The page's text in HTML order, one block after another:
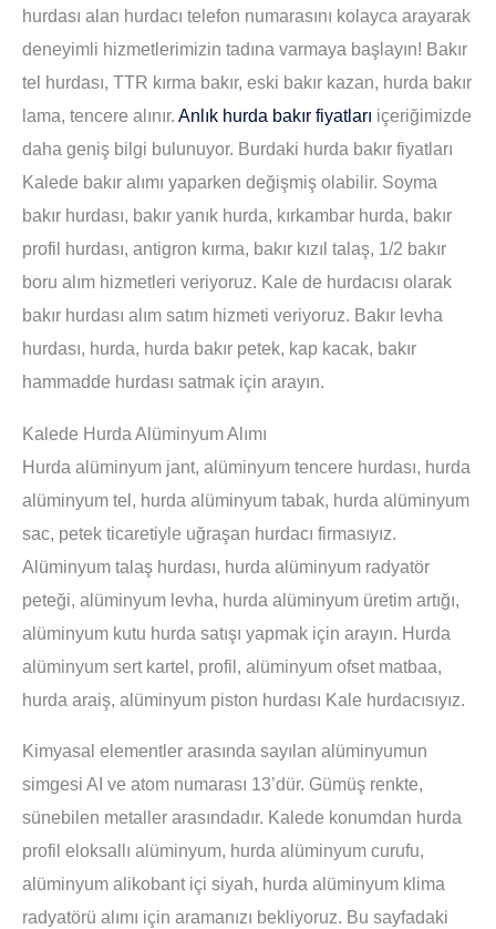
hurdası alan hurdacı telefon numarasını kolayca arayarak
deneyimli hizmetlerimizin tadına varmaya başlayın! Bakır
tel hurdası, TTR kırma bakır, eski bakır kazan, hurda bakır
lama, tencere alınır. Anlık hurda bakır fiyatları içeriğimizde
daha geniş bilgi bulunuyor. Burdaki hurda bakır fiyatları
Kalede bakır alımı yaparken değişmiş olabilir. Soyma
bakır hurdası, bakır yanık hurda, kırkambar hurda, bakır
profil hurdası, antigron kırma, bakır kızıl talaş, 1/2 bakır
boru alım hizmetleri veriyoruz. Kale de hurdacısı olarak
bakır hurdası alım satım hizmeti veriyoruz. Bakır levha
hurdası, hurda, hurda bakır petek, kap kacak, bakır
hammadde hurdası satmak için arayın.
Kalede Hurda Alüminyum Alımı
Hurda alüminyum jant, alüminyum tencere hurdası, hurda
alüminyum tel, hurda alüminyum tabak, hurda alüminyum
sac, petek ticaretiyle uğraşan hurdacı firmasıyız.
Alüminyum talaş hurdası, hurda alüminyum radyatör
peteği, alüminyum levha, hurda alüminyum üretim artığı,
alüminyum kutu hurda satışı yapmak için arayın. Hurda
alüminyum sert kartel, profil, alüminyum ofset matbaa,
hurda araiş, alüminyum piston hurdası Kale hurdacısıyız.
Kimyasal elementler arasında sayılan alüminyumun
simgesi AI ve atom numarası 13’dür. Gümüş renkte,
sünebilen metaller arasındadır. Kalede konumdan hurda
profil eloksallı alüminyum, hurda alüminyum curufu,
alüminyum alikobant içi siyah, hurda alüminyum klima
radyatörü alımı için aramanızı bekliyoruz. Bu sayfadaki